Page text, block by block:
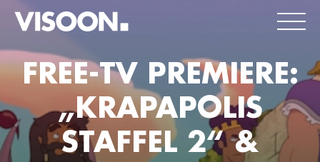
FREE-TV PREMIERE:
„KRAPAPOLIS
STAFFEL 2“ &